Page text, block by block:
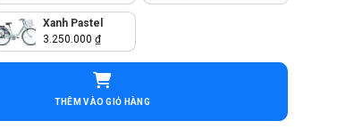
Xanh Pastel
3.250.000₫
số lượng
THÊM VÀO GIỎ HÀNG